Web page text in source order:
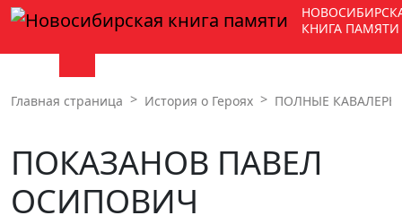
КНИГА ПАМЯТИ
Главная страница История о Героях ПОЛНЫЕ КАВАЛЕРЫ
ПОКАЗАНОВ ПАВЕЛ
ОСИПОВИЧ